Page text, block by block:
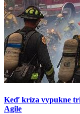
Keď kríza vypukne tri
Agile